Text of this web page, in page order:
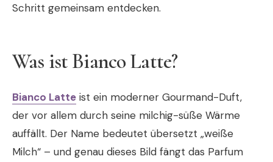
Schritt gemeinsam entdecken.
Was ist Bianco Latte?
Bianco Latte ist ein moderner Gourmand-Duft,
der vor allem durch seine milchig-süße Wärme
auffällt. Der Name bedeutet übersetzt „weiße
Milch“ – und genau dieses Bild fängt das Parfum